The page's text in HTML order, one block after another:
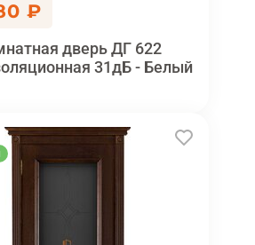
₽
дверь ДГ 622
31дБ - Белый